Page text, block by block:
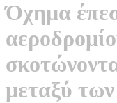
Όχημα
μεταξύ των